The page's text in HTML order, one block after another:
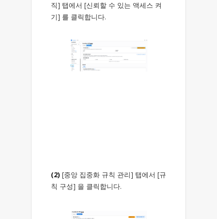
직] 탭에서 [신뢰할 수 있는 액세스 켜
기] 를 클릭합니다.
(2) [중앙 집중화 규칙 관리] 탭에서 [규
칙 구성] 을 클릭합니다.